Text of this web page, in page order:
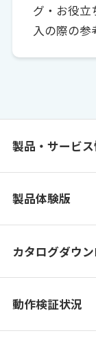
グ・お役立
入の際の参
製品・サービ
製品体験版
カタログダウ
動作検証状況